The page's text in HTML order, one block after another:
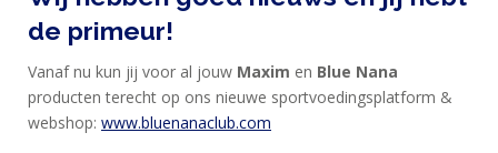
de primeur!
Vanaf nu kun jij voor al jouw Maxim en Blue Nana
producten terecht op ons nieuwe sportvoedingsplatform &
webshop: www.bluenanaclub.com
EIWITTEN
EN